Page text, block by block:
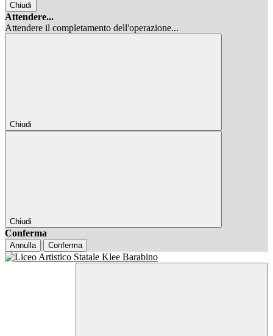
Chiudi
Attendere...
Attendere il completamento dell'operazione...
Chiudi
Chiudi
Conferma
Annulla Conferma